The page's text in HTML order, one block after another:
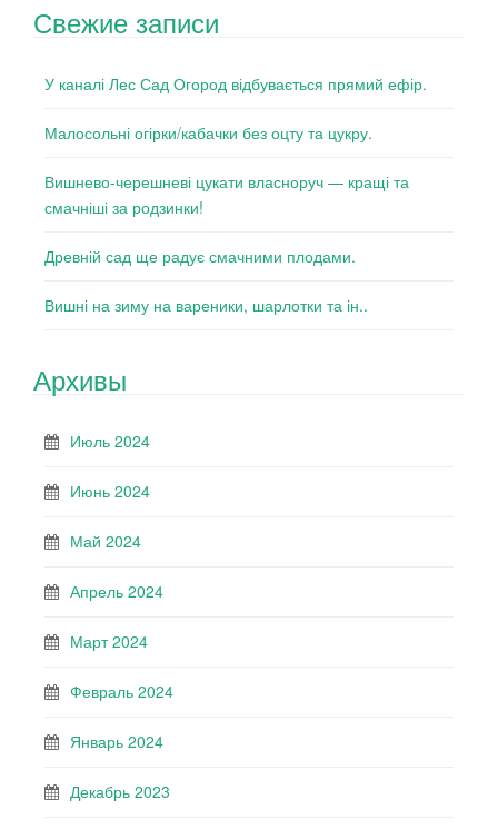
Свежие записи
У каналі Лес Сад Огород відбувається прямий ефір.
Малосольні огірки/кабачки без оцту та цукру.
Вишнево-черешневі цукати власноруч — кращі та
смачніші за родзинки!
Древній сад ще радує смачними плодами.
Вишні на зиму на вареники, шарлотки та ін..
Архивы
Июль 2024
Июнь 2024
Май 2024
Апрель 2024
Март 2024
Февраль 2024
Январь 2024
Декабрь 2023